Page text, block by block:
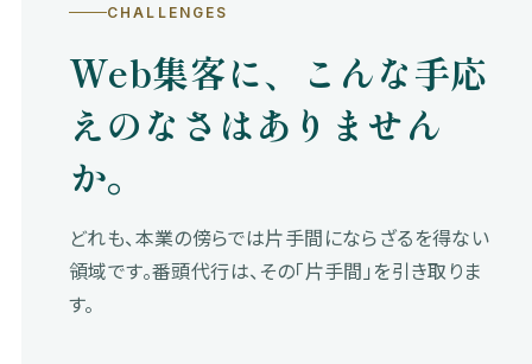
CHALLENGES
Web集客に、こんな手応
えのなさはありません
か。
どれも、本業の傍らでは片手間にならざるを得ない
領域です。番頭代行は、その「片手間」を引き取りま
す。